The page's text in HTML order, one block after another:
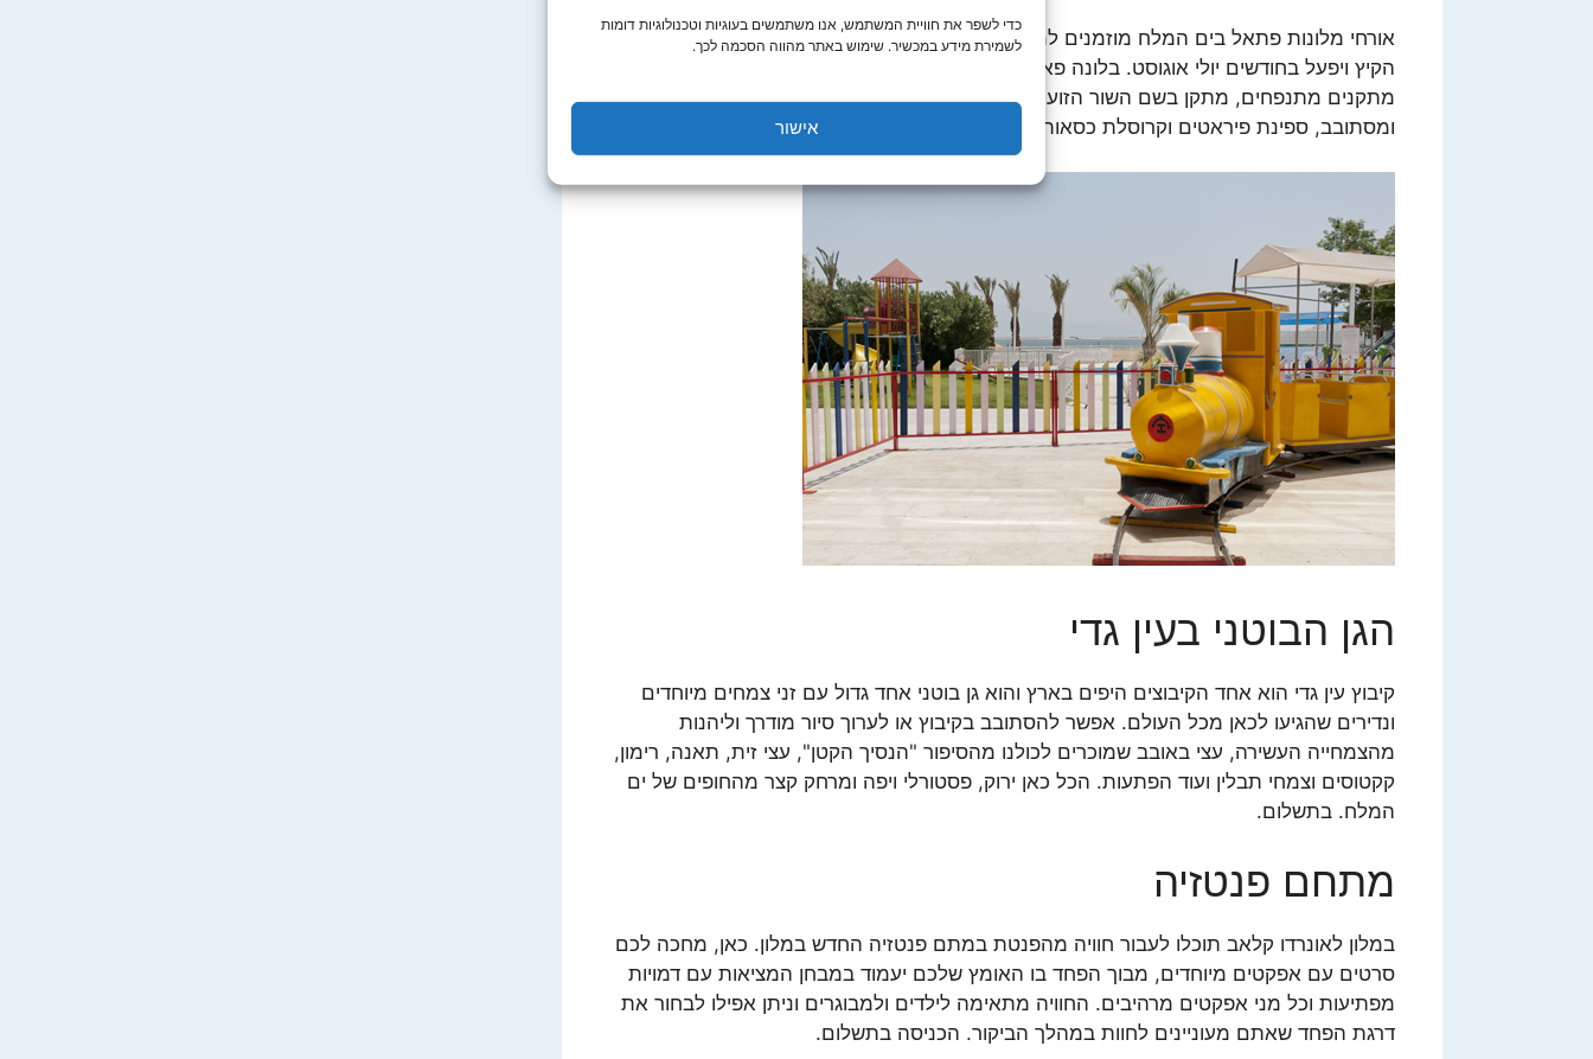
כדי לשפר את חוויית המשתמש, אנו משתמשים בעוגיות וטכנולוגיות דומות
לשמירת מידע במכשיר. שימוש באתר מהווה הסכמה לכך.
אישור
אורחי מלונות פתאל בים המלח מוזמנים למיני לונה פארק כייפי לילדים שהוקם במיוחד לכבוד
הקיץ ויפעל בחודשים יולי אוגוסט. בלונה פארק רכבת לילדים, קרוסלת חיות, באנג'י וטרמפולינות,
מתקנים מתנפחים, מתקן בשם השור הזועם עליו יש לשבת ולהחזיק מעמד בעוד הוא קופץ
ומסתובב, ספינת פיראטים וקרוסלת כסאות. אקשן שהילדים ירצו לחוות שוב ושוב.
הגן הבוטני בעין גדי
קיבוץ עין גדי הוא אחד הקיבוצים היפים בארץ והוא גן בוטני אחד גדול עם זני צמחים מיוחדים
ונדירים שהגיעו לכאן מכל העולם. אפשר להסתובב בקיבוץ או לערוך סיור מודרך וליהנות
מהצמחייה העשירה, עצי באובב שמוכרים לכולנו מהסיפור "הנסיך הקטן", עצי זית, תאנה, רימון,
קקטוסים וצמחי תבלין ועוד הפתעות. הכל כאן ירוק, פסטורלי ויפה ומרחק קצר מהחופים של ים
המלח. בתשלום.
מתחם פנטזיה
במלון לאונרדו קלאב תוכלו לעבור חוויה מהפנטת במתם פנטזיה החדש במלון. כאן, מחכה לכם
סרטים עם אפקטים מיוחדים, מבוך הפחד בו האומץ שלכם יעמוד במבחן המציאות עם דמויות
מפתיעות וכל מני אפקטים מרהיבים. החוויה מתאימה לילדים ולמבוגרים וניתן אפילו לבחור את
דרגת הפחד שאתם מעוניינים לחוות במהלך הביקור. הכניסה בתשלום.